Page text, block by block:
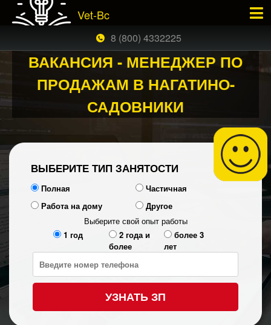
Vet-Bc
8 (800) 4332225
ВАКАНСИЯ - МЕНЕДЖЕР ПО
ПРОДАЖАМ В НАГАТИНО-
САДОВНИКИ
ВЫБЕРИТЕ ТИП ЗАНЯТОСТИ
Полная
Частичная
Работа на дому
Другое
Выберите свой опыт работы
1 год
2 года и
более
более 3
лет
УЗНАТЬ ЗП
ЗАКАЗАТЬ БЕСПЛАТНЫЙ ЗВОНОК ×